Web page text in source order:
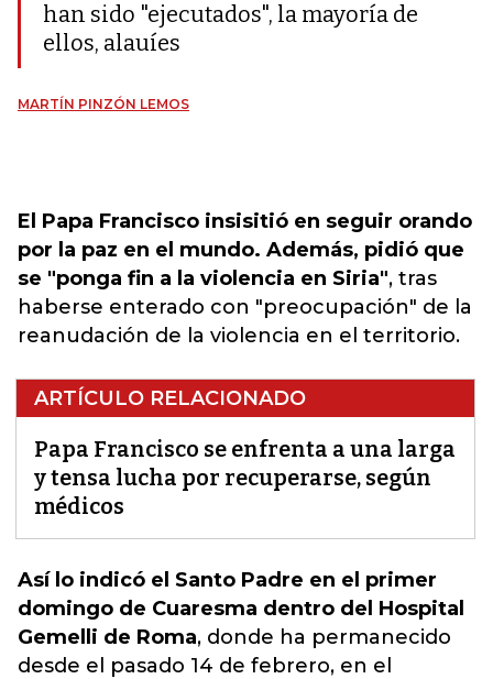
han sido "ejecutados", la mayoría de
ellos, alauíes
MARTÍN PINZÓN LEMOS
El Papa Francisco insisitió en seguir orando
por la paz en el mundo. Además, pidió que
se "ponga fin a la violencia en Siria", tras
haberse enterado con "preocupación" de la
reanudación de la violencia en el territorio.
ARTÍCULO RELACIONADO
Papa Francisco se enfrenta a una larga
y tensa lucha por recuperarse, según
médicos
Así lo indicó el Santo Padre en el primer
domingo de Cuaresma dentro del Hospital
Gemelli de Roma, donde ha permanecido
desde el pasado 14 de febrero, en el